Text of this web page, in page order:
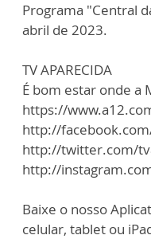
Programa "Central
abril de 2023.
TV APARECIDA
É bom estar onde a
https://
http://
http://twitter.com/
http://
Baixe o nosso
celular, tablet ou